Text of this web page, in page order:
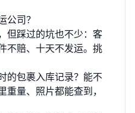
公司？
但踩过的坑也不少：客
不赔、十天不发运。挑
的包裹入库记录？能不
重量、照片都能查到，